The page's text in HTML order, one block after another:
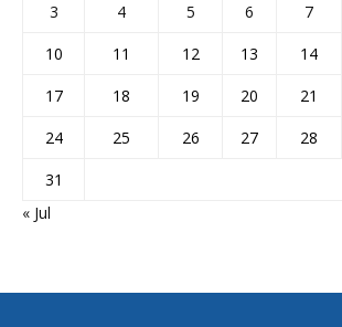
3
4 5 6 7
10
11 12 13 14
17
18 19 20 21
24
25 26 27 28
31
« Jul